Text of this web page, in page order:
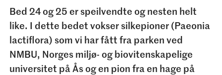
Bed 24 og 25 er speilvendte og nesten helt
like. I dette bedet vokser silkepioner (Paeonia
lactiflora) som vi har fått fra parken ved
NMBU, Norges miljø- og biovitenskapelige
universitet på Ås og en pion fra en hage på